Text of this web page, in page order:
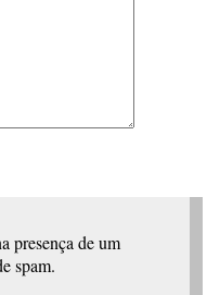
presença de um
spam.